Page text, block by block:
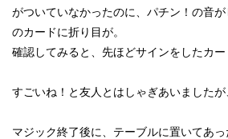
がついていなかったのに、パチン！の音
のカードに折り目が。
確認してみると、先ほどサインをしたカー
すごいね！と友人とはしゃぎあいましたが
マジック終了後に、テーブルに置いてあ